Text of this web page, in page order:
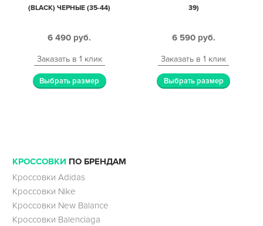
(BLACK) ЧЕРНЫЕ (35-44)
6 490 руб.
Заказать в 1 клик
Выбрать размер
39)
6 590 руб.
Заказать в 1 клик
Выбрать размер
КРОССОВКИ ПО БРЕНДАМ
Кроссовки Adidas
Кроссовки Nike
Кроссовки New Balance
Кроссовки Balenciaga